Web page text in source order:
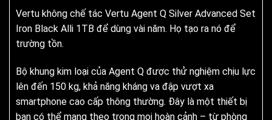
Vertu không chế tác Vertu Agent Q Silver Advanced Set
Iron Black Alli 1TB để dùng vài năm. Họ tạo ra nó để
trường tồn.
Bộ khung kim loại của Agent Q được thử nghiệm chịu lực
lên đến 150 kg, khả năng kháng va đập vượt xa
smartphone cao cấp thông thường. Đây là một thiết bị
bạn có thể mang theo trong mọi hoàn cảnh – từ phòng